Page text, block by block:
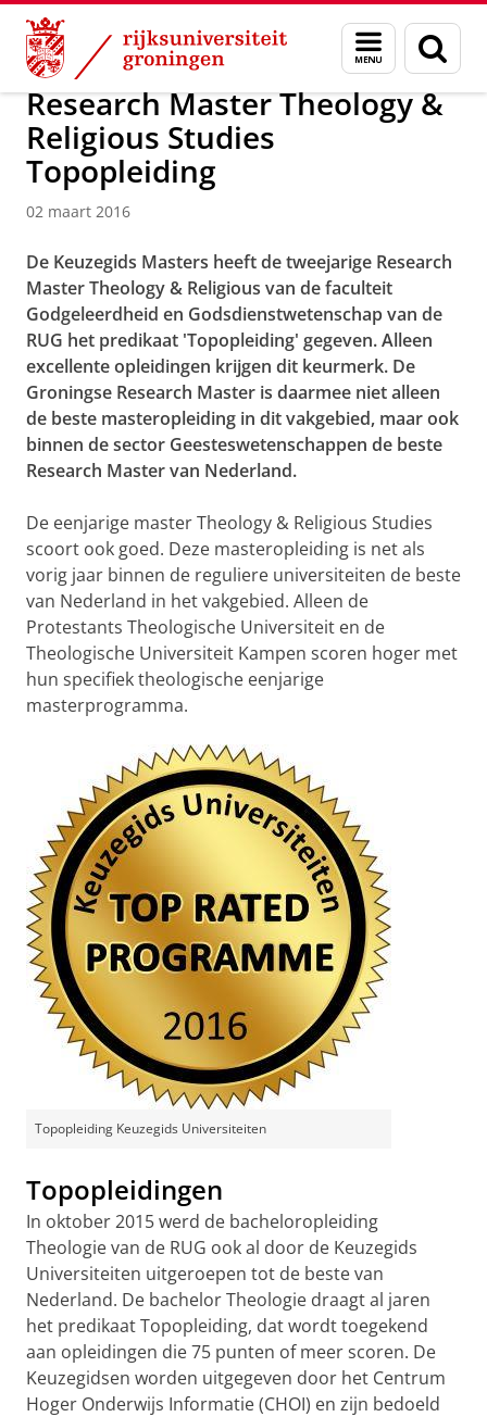
Skip
Content
Skip
Navigation
Menu
en
zoeken
Over ons Actueel Nieuws Nieuwsberichten
Research Master Theology &
Religious Studies
Topopleiding
02 maart 2016
De Keuzegids Masters heeft de tweejarige Research
Master Theology & Religious van de faculteit
Godgeleerdheid en Godsdienstwetenschap van de
RUG het predikaat 'Topopleiding' gegeven. Alleen
excellente opleidingen krijgen dit keurmerk. De
Groningse Research Master is daarmee niet alleen
de beste masteropleiding in dit vakgebied, maar ook
binnen de sector Geesteswetenschappen de beste
Research Master van Nederland.
De eenjarige master Theology & Religious Studies
scoort ook goed. Deze masteropleiding is net als
vorig jaar binnen de reguliere universiteiten de beste
van Nederland in het vakgebied. Alleen de
Protestants Theologische Universiteit en de
Theologische Universiteit Kampen scoren hoger met
hun specifiek theologische eenjarige
masterprogramma.
Topopleiding Keuzegids Universiteiten
Topopleidingen
In oktober 2015 werd de bacheloropleiding
Theologie van de RUG ook al door de Keuzegids
Universiteiten uitgeroepen tot de beste van
Nederland. De bachelor Theologie draagt al jaren
het predikaat Topopleiding, dat wordt toegekend
aan opleidingen die 75 punten of meer scoren. De
Keuzegidsen worden uitgegeven door het Centrum
Hoger Onderwijs Informatie (CHOI) en zijn bedoeld